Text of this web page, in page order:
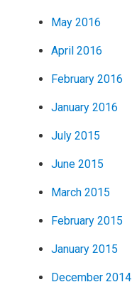
May 2016
April 2016
February 2016
January 2016
July 2015
June 2015
March 2015
February 2015
January 2015
December 2014